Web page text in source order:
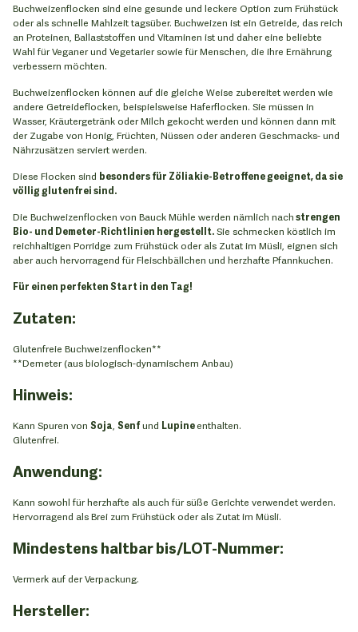
Buchweizenflocken sind eine gesunde und leckere Option zum Frühstück
oder als schnelle Mahlzeit tagsüber. Buchweizen ist ein Getreide, das reich
an Proteinen, Ballaststoffen und Vitaminen ist und daher eine beliebte
Wahl für Veganer und Vegetarier sowie für Menschen, die ihre Ernährung
verbessern möchten.
Buchweizenflocken können auf die gleiche Weise zubereitet werden wie
andere Getreideflocken, beispielsweise Haferflocken. Sie müssen in
Wasser, Kräutergetränk oder Milch gekocht werden und können dann mit
der Zugabe von Honig, Früchten, Nüssen oder anderen Geschmacks- und
Nährzusätzen serviert werden.
Diese Flocken sind besonders für Zöliakie-Betroffene geeignet, da sie
völlig glutenfrei sind.
Die Buchweizenflocken von Bauck Mühle werden nämlich nachstrengen
Bio- und Demeter-Richtlinien hergestellt.Sie schmecken köstlich im
reichhaltigen Porridge zum Frühstück oder als Zutat im Müsli, eignen sich
aber auch hervorragend für Fleischbällchen und herzhafte Pfannkuchen.
Für einen perfekten Start in den Tag!
Zutaten:
Glutenfreie Buchweizenflocken**
**Demeter (aus biologisch-dynamischem Anbau)
Hinweis:
Kann Spuren von Soja Senfund Lupineenthalten.
Glutenfrei.
Anwendung:
Kann sowohl für herzhafte als auch für süße Gerichte verwendet werden.
Hervorragend als Brei zum Frühstück oder als Zutat im Müsli.
Mindestens haltbar bis/LOT-Nummer:
Vermerk auf der Verpackung.
Hersteller: